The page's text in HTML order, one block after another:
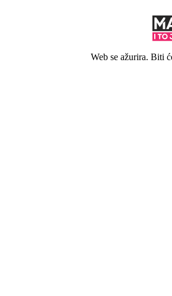
Web se ažurira. Biti